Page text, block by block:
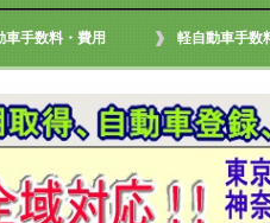
車手数料・費用 軽自動車手数